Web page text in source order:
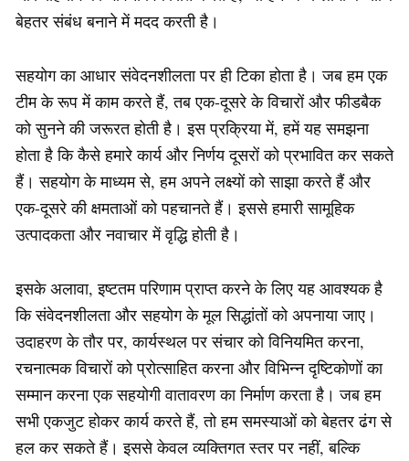
बेहतर संबंध बनाने में मदद करती है।
सहयोग का आधार संवेदनशीलता पर ही टिका होता है। जब हम एक
टीम के रूप में काम करते हैं, तब एक-दूसरे के विचारों और फीडबैक
को सुनने की जरूरत होती है। इस प्रक्रिया में, हमें यह समझना
होता है कि कैसे हमारे कार्य और निर्णय दूसरों को प्रभावित कर सकते
हैं। सहयोग के माध्यम से, हम अपने लक्ष्यों को साझा करते हैं और
एक-दूसरे की क्षमताओं को पहचानते हैं। इससे हमारी सामूहिक
उत्पादकता और नवाचार में वृद्धि होती है।
इसके अलावा, इष्टतम परिणाम प्राप्त करने के लिए यह आवश्यक है
कि संवेदनशीलता और सहयोग के मूल सिद्धांतों को अपनाया जाए।
उदाहरण के तौर पर, कार्यस्थल पर संचार को विनियमित करना,
रचनात्मक विचारों को प्रोत्साहित करना और विभिन्न दृष्टिकोणों का
सम्मान करना एक सहयोगी वातावरण का निर्माण करता है। जब हम
सभी एकजुट होकर कार्य करते हैं, तो हम समस्याओं को बेहतर ढंग से
हल कर सकते हैं। इससे केवल व्यक्तिगत स्तर पर नहीं, बल्कि